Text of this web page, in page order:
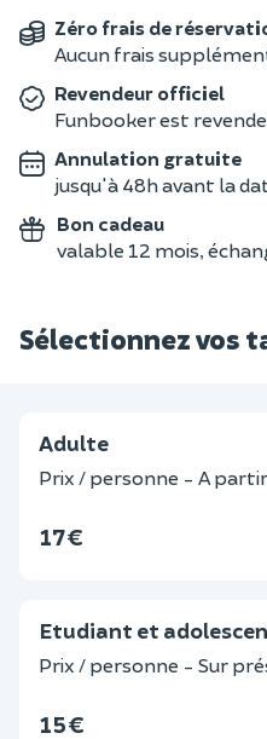
Zéro frais de
Aucun frais
Revendeur officiel
Funbooker est
Annulation gratuite
jusqu'à 48h avant la
Bon cadeau
valable 12 mois,
Sélectionnez vos
Adulte
Prix / personne - A partir
17 €
Etudiant et
Prix / personne - Sur
15 €